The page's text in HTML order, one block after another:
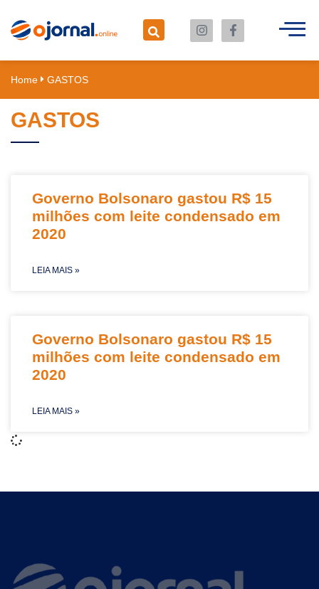
Home GASTOS
GASTOS
Governo Bolsonaro gastou R$ 15
milhões com leite condensado em
2020
LEIA MAIS »
Governo Bolsonaro gastou R$ 15
milhões com leite condensado em
2020
LEIA MAIS »